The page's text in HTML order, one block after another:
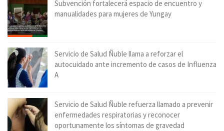
Subvención fortalecerá espacio de encuentro y
manualidades para mujeres de Yungay
Servicio de Salud Ñuble llama a reforzar el
autocuidado ante incremento de casos de Influenza
A
Servicio de Salud Ñuble refuerza llamado a prevenir
enfermedades respiratorias y reconocer
oportunamente los síntomas de gravedad